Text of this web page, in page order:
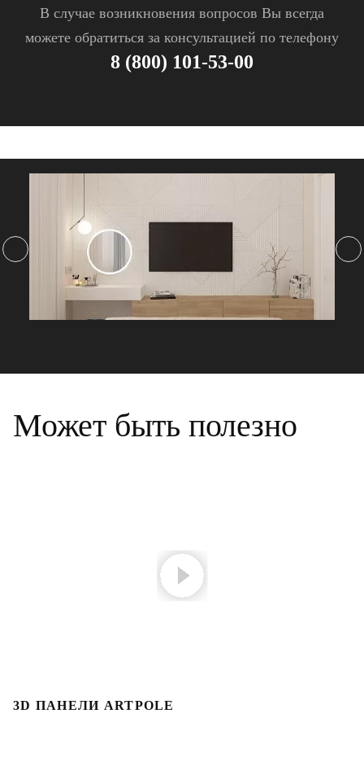
В случае возникновения вопросов Вы всегда
можете обратиться за консультацией по телефону
8 (800) 101-53-00
Может быть полезно
3D ПАНЕЛИ ARTPOLE